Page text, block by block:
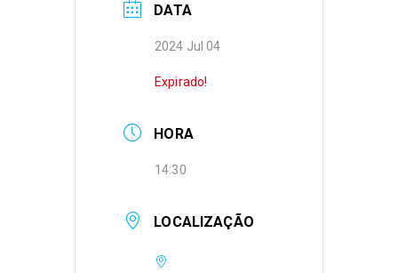
DATA
2024 Jul 04
Expirado!
HORA
14:30
LOCALIZAÇÃO